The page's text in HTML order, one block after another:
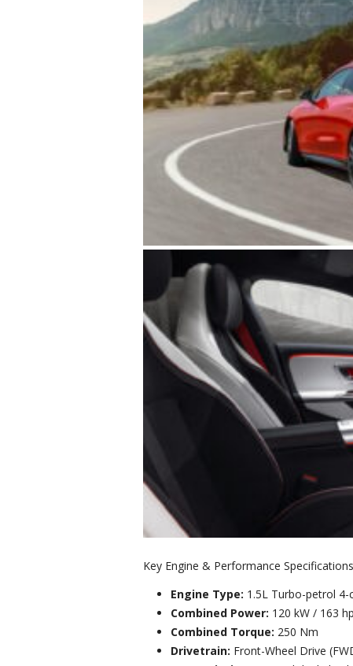
Key Engine & Performance Specifications
Engine Type: 1.5L Turbo-petrol 4-
Combined Power: 120 kW / 163 hp
Combined Torque: 250 Nm
Drivetrain: Front-Wheel Drive